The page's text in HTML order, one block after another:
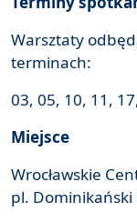
Warsztaty
terminach:
03, 05, 10, 11,
Miejsce
Wrocławskie
pl. Dominikański